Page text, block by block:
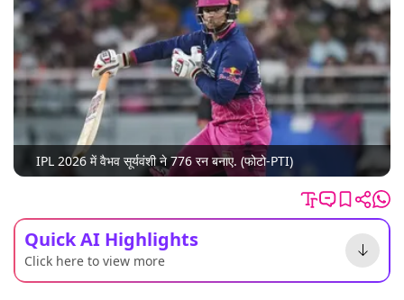
IPL 2026 में वैभव सूर्यवंशी ने 776 रन बनाए. (फोटो-PTI)
Quick AI Highlights
Click here to view more